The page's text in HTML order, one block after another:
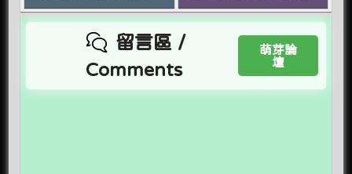
留言區 /
Comments
萌芽論
壇